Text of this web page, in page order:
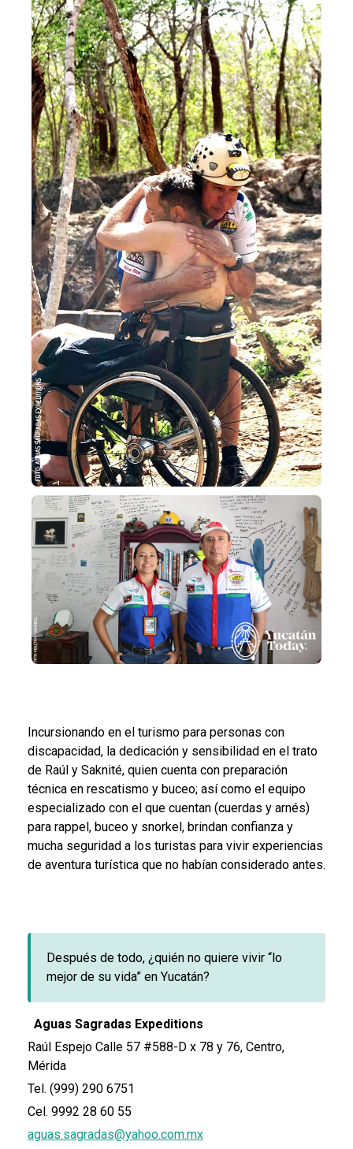
Incursionando en el turismo para personas con
discapacidad, la dedicación y sensibilidad en el trato
de Raúl y Saknité, quien cuenta con preparación
técnica en rescatismo y buceo; así como el equipo
especializado con el que cuentan (cuerdas y arnés)
para rappel, buceo y snorkel, brindan confianza y
mucha seguridad a los turistas para vivir experiencias
de aventura turística que no habían considerado antes.
Después de todo, ¿quién no quiere vivir “lo
mejor de su vida” en Yucatán?
Aguas Sagradas Expeditions
Raúl Espejo Calle 57 #588-D x 78 y 76, Centro,
Mérida
Tel. (999) 290 6751
Cel. 9992 28 60 55
aguas.sagradas@yahoo.com.mx